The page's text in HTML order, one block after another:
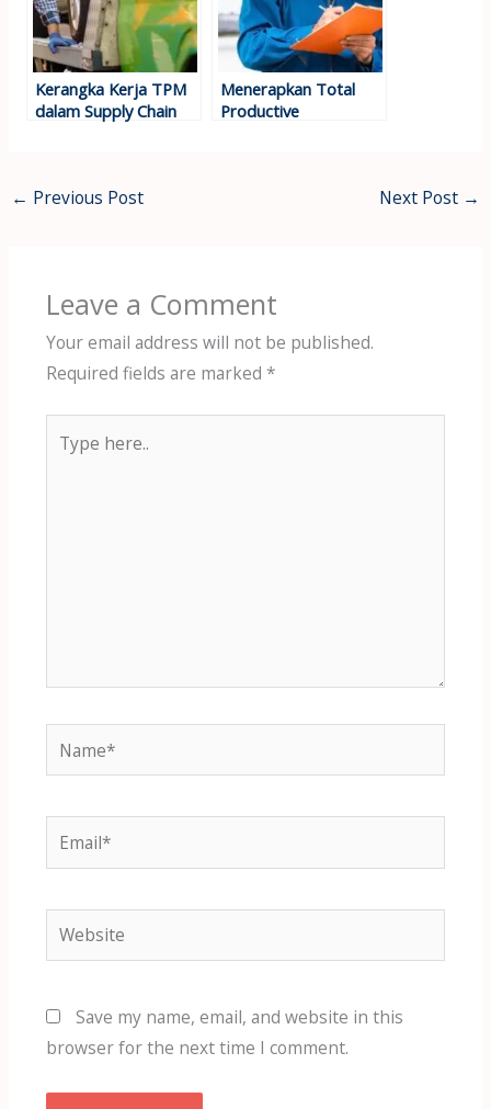
Kerangka Kerja TPM
dalam Supply Chain
Menerapkan Total
Productive
← Previous Post Next Post →
Leave a Comment
Your email address will not be published.
Required fields are marked *
here..
Name*
Email*
Website
Save my name, email, and website in this
browser for the next time I comment.